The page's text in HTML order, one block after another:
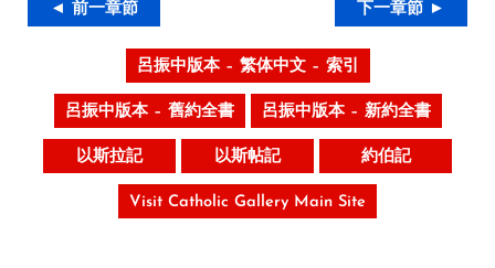
◄ 前一章節 下一章節 ►
呂振中版本 – 繁体中文 – 索引
呂振中版本 – 舊約全書 呂振中版本 – 新約全書
以斯拉記 以斯帖記 約伯記
Visit Catholic Gallery Main Site